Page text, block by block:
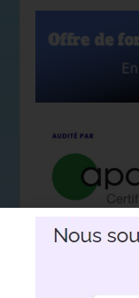
Nous